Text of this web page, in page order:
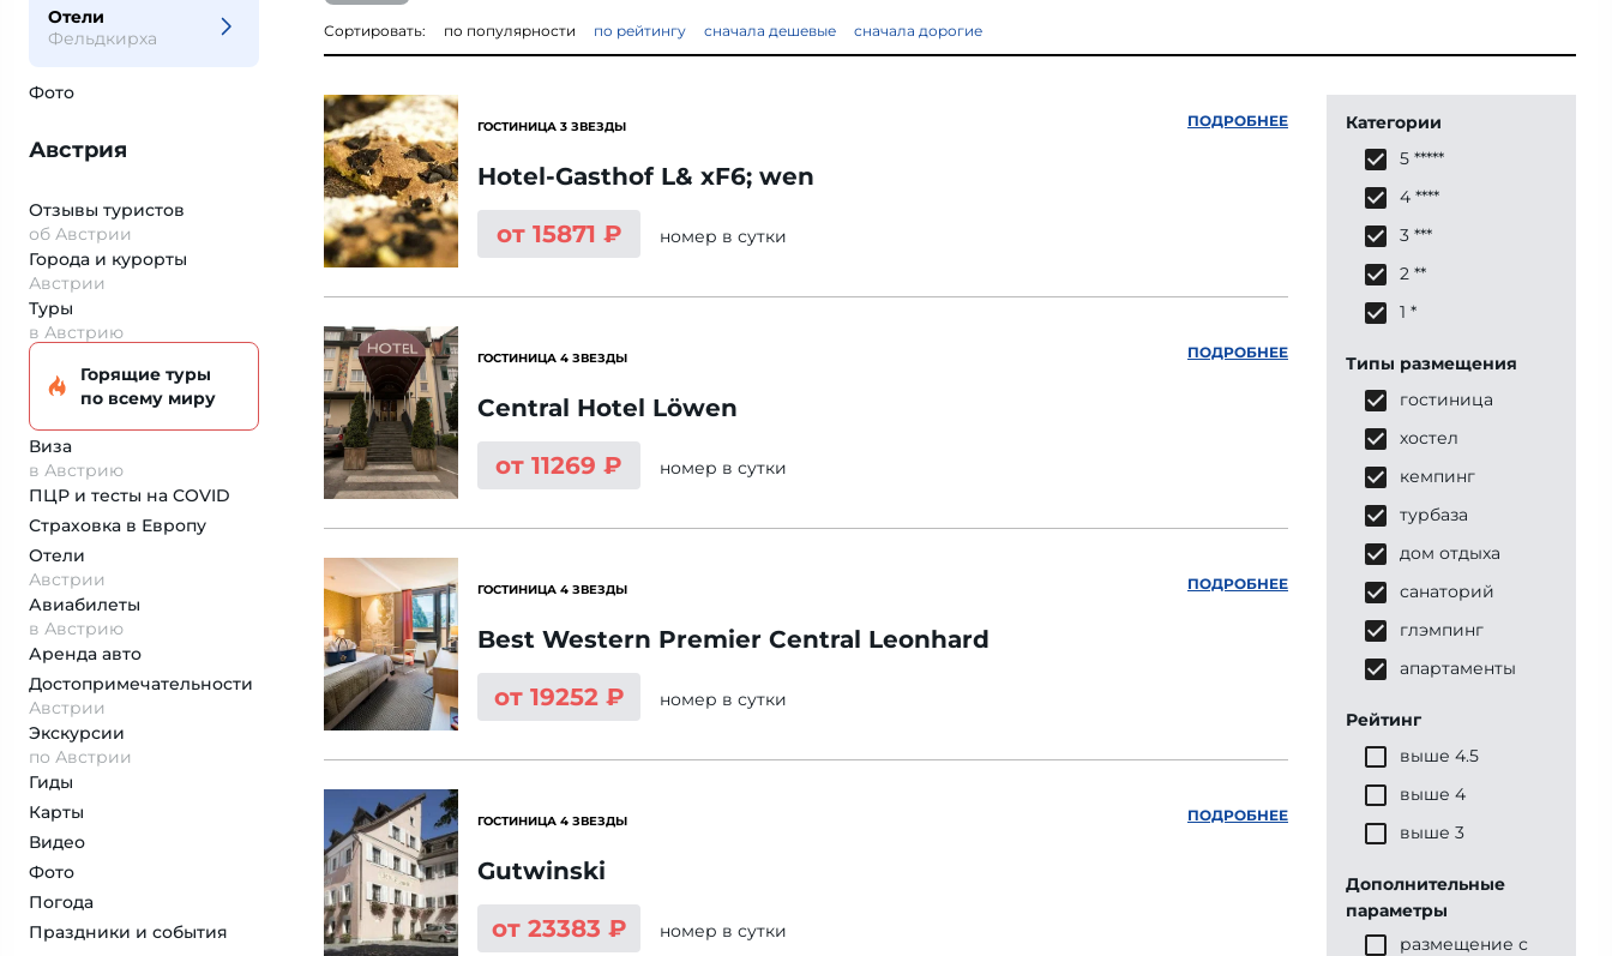
Отели
Фельдкирха
Фото
Австрия
Отзывы туристов
об Австрии
Города и курорты
Австрии
Туры
в Австрию
Горящие туры
по всему миру
Виза
в Австрию
ПЦР и тесты на COVID
Страховка в Европу
Отели
Австрии
Авиабилеты
в Австрию
Аренда авто
Достопримеча­тельности
Австрии
Экскурсии
по Австрии
Гиды
Карты
Видео
Фото
Погода
Праздники и события
Сортировать: по популярности по рейтингу сначала дешевые сначала дорогие
ГОСТИНИЦА 3 ЗВЕЗДЫ
Hotel-Gasthof L& xF6; wen
от 15871 ₽
номер в сутки
ПОДРОБНЕЕ
ГОСТИНИЦА 4 ЗВЕЗДЫ
Central Hotel Löwen
от 11269 ₽
номер в сутки
ПОДРОБНЕЕ
ГОСТИНИЦА 4 ЗВЕЗДЫ
Best Western Premier Central Leonhard
от 19252 ₽
номер в сутки
ПОДРОБНЕЕ
ГОСТИНИЦА 4 ЗВЕЗДЫ
Gutwinski
от 23383 ₽
номер в сутки
ПОДРОБНЕЕ
Категории
5 *****
4 ****
3 ***
2 **
1 *
Типы размещения
гостиница
хостел
кемпинг
турбаза
дом отдыха
санаторий
глэмпинг
апартаменты
Рейтинг
выше 4.5
выше 4
выше 3
Дополнительные
параметры
размещение с